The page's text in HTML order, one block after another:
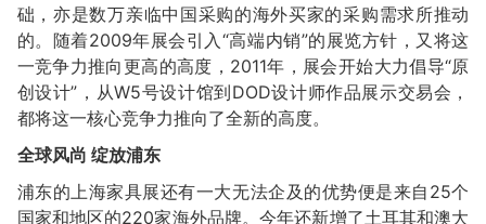
础，亦是数万亲临中国采购的海外买家的采购需求所推动
的。随着2009年展会引入“高端内销”的展览方针，又将这
一竞争力推向更高的高度，2011年，展会开始大力倡导“原
创设计”，从W5号设计馆到DOD设计师作品展示交易会，
都将这一核心竞争力推向了全新的高度。
全球风尚 绽放浦东
浦东的上海家具展还有一大无法企及的优势便是来自25个
国家和地区的220家海外品牌。今年还新增了土耳其和澳大